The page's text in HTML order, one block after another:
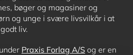
bøger og magasiner og
og unge i svære livsvilkår i at
liv.
Praxis Forlag A/S og er en